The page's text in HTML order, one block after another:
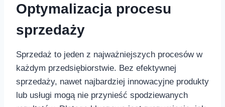
Optymalizacja procesu
sprzedaży
Sprzedaż to jeden z najważniejszych procesów w
każdym‌ przedsiębiorstwie. Bez efektywnej
sprzedaży, nawet najbardziej innowacyjne produkty
lub usługi⁣ mogą ⁣nie przynieść spodziewanych